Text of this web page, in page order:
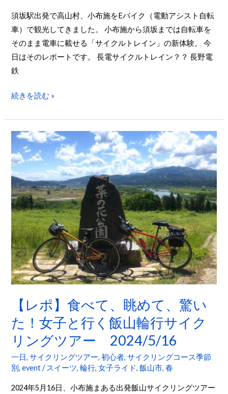
須坂駅出発で高山村、小布施をEバイク（電動アシスト自転
車）で観光してきました。 小布施から須坂までは自転車を
そのまま電車に載せる「サイクルトレイン」の新体験。 今
日はそのレポートです。 長電サイクルトレイン？？ 長野電
鉄
ン
と
ミ
ニ
ベ
ロ
バ
イ
で
巡
る
須
坂
高
山
小
布
施
ェ
＆
イ
続きを読む »
【レポ】食べて、眺めて、驚い
た！女子と行く飯山輪行サイク
リングツアー 2024/5/16
一日,サイクリングツアー,初心者,サイクリングコース季節
別,event/ スイーツ,輪行,女子ライド,飯山市,春
2024年5月16日、小布施まある出発飯山サイクリングツアー
【レ
ポ】
食
べ
て、
眺
め
て、
驚
い
た！
と
行
く
飯
山
輪